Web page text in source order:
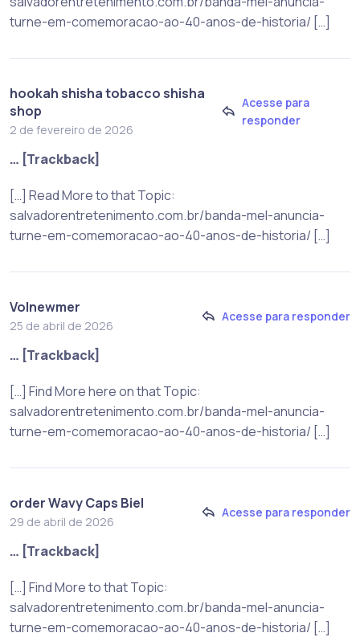
turne-em-comemoracao-ao-40-anos-de-historia/ […]
hookah shisha tobacco shisha
shop
2 de fevereiro de 2026
Acesse para
responder
… [Trackback]
[…] Read More to that Topic:
salvadorentretenimento.com.br/banda-mel-anuncia-
turne-em-comemoracao-ao-40-anos-de-historia/ […]
Volnewmer
25 de abril de 2026
Acesse para responder
… [Trackback]
[…] Find More here on that Topic:
salvadorentretenimento.com.br/banda-mel-anuncia-
turne-em-comemoracao-ao-40-anos-de-historia/ […]
order Wavy Caps Biel
29 de abril de 2026
Acesse para responder
… [Trackback]
[…] Find More to that Topic:
salvadorentretenimento.com.br/banda-mel-anuncia-
turne-em-comemoracao-ao-40-anos-de-historia/ […]